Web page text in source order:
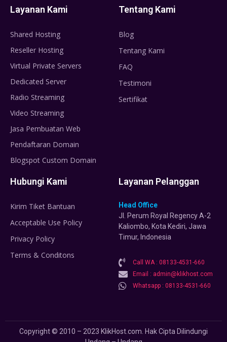
Layanan Kami
Shared Hosting
Reseller Hosting
Virtual Private Servers
Dedicated Server
Radio Streaming
Video Streaming
Jasa Pembuatan Web
Pendaftaran Domain
Blogspot Custom Domain
Tentang Kami
Blog
Tentang Kami
FAQ
Testimoni
Sertifikat
Hubungi Kami
Kirim Tiket Bantuan
Acceptable Use Policy
Privacy Policy
Terms & Conditons
Layanan Pelanggan
Head Office
Jl. Perum Royal Regency A-2
Kaliombo, Kota Kediri, Jawa
Timur, Indonesia
Call WA : 08133-4531-660
Email : admin@klikhost.com
Whatsapp : 08133-4531-660
Copyright © 2010 – 2023 KlikHost.com. Hak Cipta Dilindungi